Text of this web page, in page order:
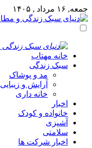
جمعه, ۱۶ مرداد , ۱۴۰۵
خانه مهتاب
سبک زندگی
مد و پوشاک
آرایش و زیبایی
خانه داری
اخبار
خانواده و کودک
آشپزی
سلامتی
اخبار شرکت ها